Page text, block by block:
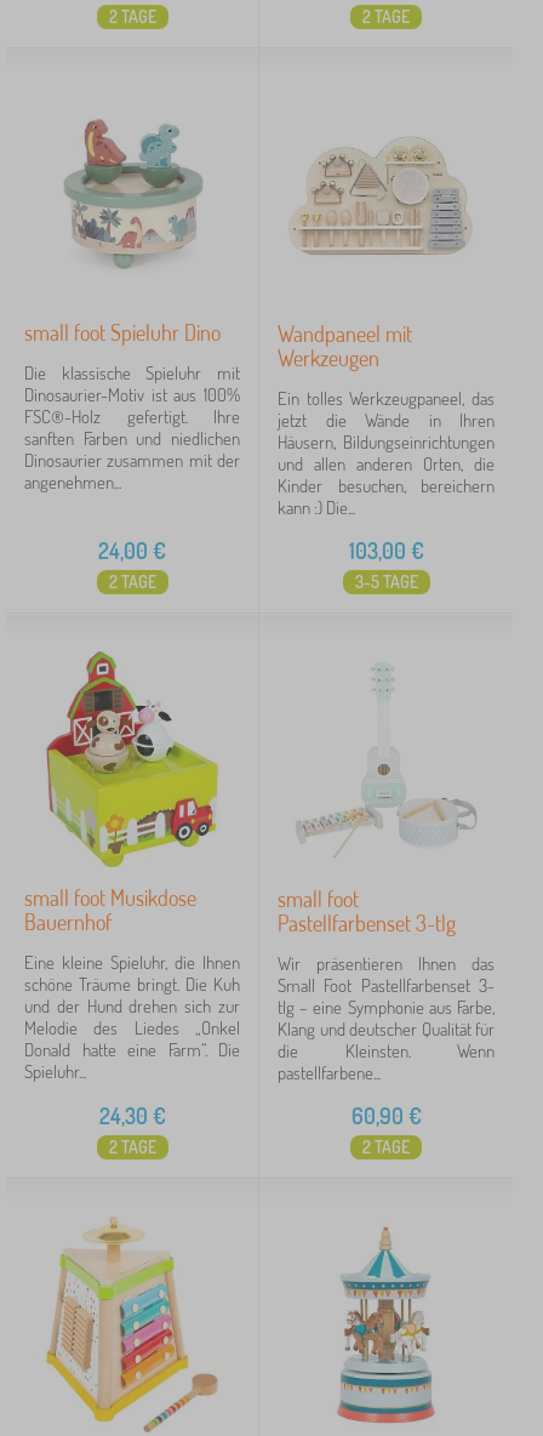
2 TAGE 2 TAGE
small foot Spieluhr Dino
Die klassische Spieluhr mit
Dinosaurier-Motiv ist aus 100%
FSC®-Holz gefertigt. Ihre
sanften Farben und niedlichen
Dinosaurier zusammen mit der
angenehmen...
24,00 €
2 TAGE
Wandpaneel mit
Werkzeugen
Ein tolles Werkzeugpaneel, das
jetzt die Wände in Ihren
Häusern, Bildungseinrichtungen
und allen anderen Orten, die
Kinder besuchen, bereichern
kann :) Die...
103,00 €
3-5 TAGE
small foot Musikdose
Bauernhof
Eine kleine Spieluhr, die Ihnen
schöne Träume bringt. Die Kuh
und der Hund drehen sich zur
Melodie des Liedes „Onkel
Donald hatte eine Farm“. Die
Spieluhr...
24,30 €
2 TAGE
small foot
Pastellfarbenset 3-tlg
Wir präsentieren Ihnen das
Small Foot Pastellfarbenset 3-
tlg – eine Symphonie aus Farbe,
Klang und deutscher Qualität für
die Kleinsten. Wenn
pastellfarbene...
60,90 €
2 TAGE